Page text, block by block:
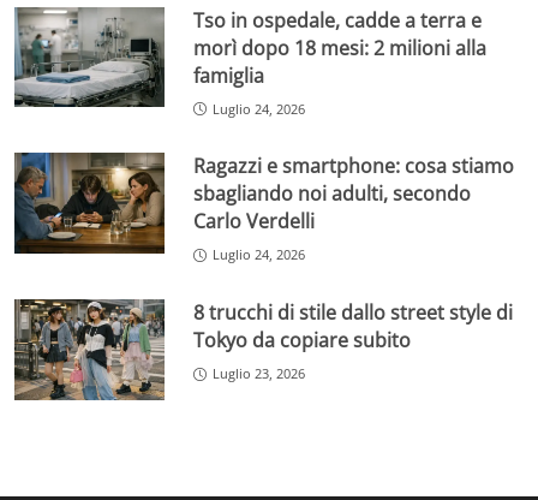
Tso in ospedale, cadde a terra e
morì dopo 18 mesi: 2 milioni alla
famiglia
Luglio 24, 2026
Ragazzi e smartphone: cosa stiamo
sbagliando noi adulti, secondo
Carlo Verdelli
Luglio 24, 2026
8 trucchi di stile dallo street style di
Tokyo da copiare subito
Luglio 23, 2026